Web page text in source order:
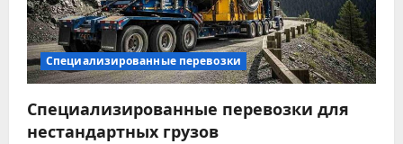
Специализированные перевозки
Специализированные перевозки для
нестандартных грузов